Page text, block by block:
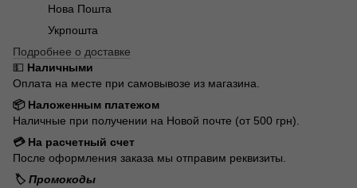
Нова Пошта
Укрпошта
Подробнее о доставке
💵 Наличными
Оплата на месте при самовывозе из магазина.
📦 Наложенным платежом
Наличные при получении на Новой почте (от 500 грн).
💳 На расчетный счет
После оформления заказа мы отправим реквизиты.
🏷️ Промокоды